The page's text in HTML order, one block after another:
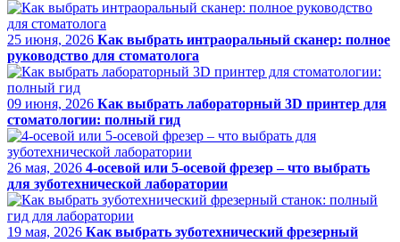
25 июня, 2026 Как выбрать интраоральный сканер: полное
руководство для стоматолога
09 июня, 2026 Как выбрать лабораторный 3D принтер для
стоматологии: полный гид
26 мая, 2026 4-осевой или 5-осевой фрезер – что выбрать
для зуботехнической лаборатории
19 мая, 2026 Как выбрать зуботехнический фрезерный